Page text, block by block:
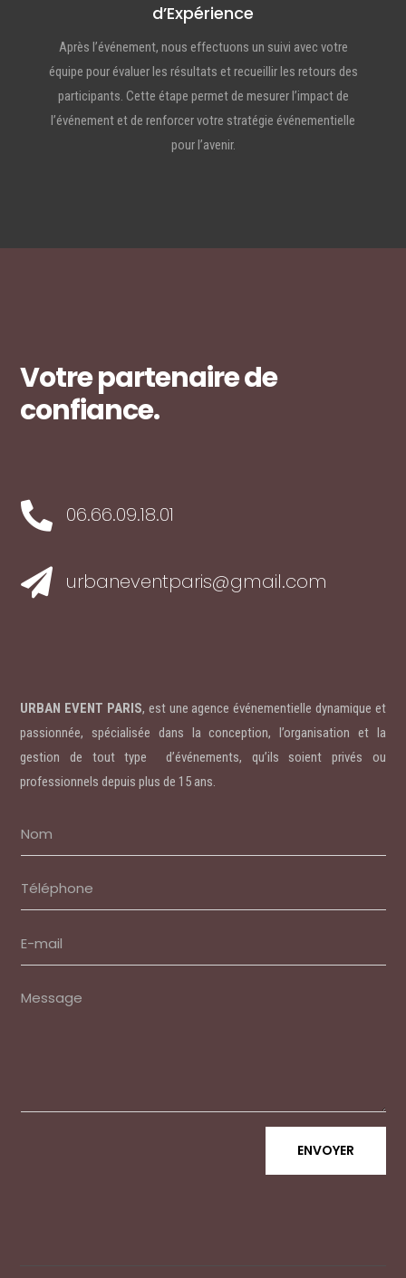
d’Expérience
Après l’événement, nous effectuons un suivi avec votre
équipe pour évaluer les résultats et recueillir les retours des
participants. Cette étape permet de mesurer l’impact de
l’événement et de renforcer votre stratégie événementielle
pour l’avenir.
Votre partenaire de
confiance.
 06.66.09.18.01
 urbaneventparis@gmail.com
URBAN EVENT PARIS, est une agence événementielle dynamique et
passionnée, spécialisée dans la conception, l’organisation et la
gestion de tout type d’événements, qu’ils soient privés ou
professionnels depuis plus de 15 ans.
ENVOYER